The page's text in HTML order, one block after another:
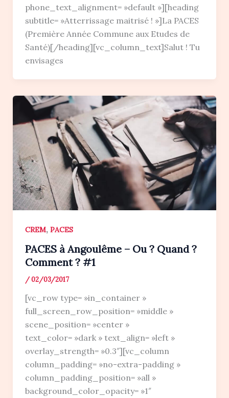
phone_text_alignment= »default »][heading
subtitle= »Atterrissage maitrisé ! »]La PACES
(Première Année Commune aux Etudes de
Santé)[/heading][vc_column_text]Salut ! Tu
envisages
CREM, PACES
PACES à Angoulême – Ou ? Quand ?
Comment ? #1
/02/03/2017
[vc_row type= »in_container »
full_screen_row_position= »middle »
scene_position= »center »
text_color= »dark » text_align= »left »
overlay_strength= »0.3″][vc_column
column_padding= »no-extra-padding »
column_padding_position= »all »
background_color_opacity= »1″